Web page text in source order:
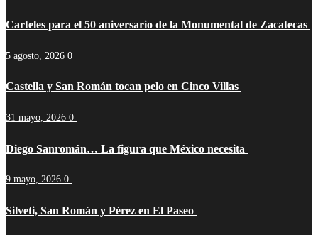
Carteles para el 50 aniversario de la Monumental de Zacatecas
5 agosto, 2026 0
Castella y San Román tocan pelo en Cinco Villas
31 mayo, 2026 0
Diego Sanromán… La figura que México necesita
9 mayo, 2026 0
Silveti, San Román y Pérez en El Paseo